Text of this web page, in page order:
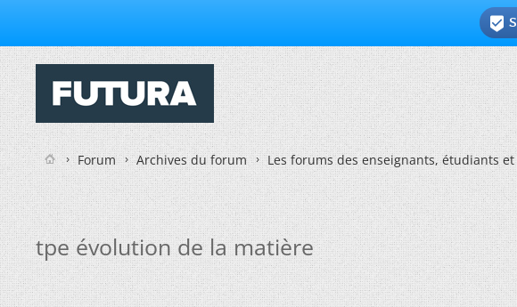

Forum Archives du forum Les forums des enseignants, étudiants et
tpe évolution de la matière